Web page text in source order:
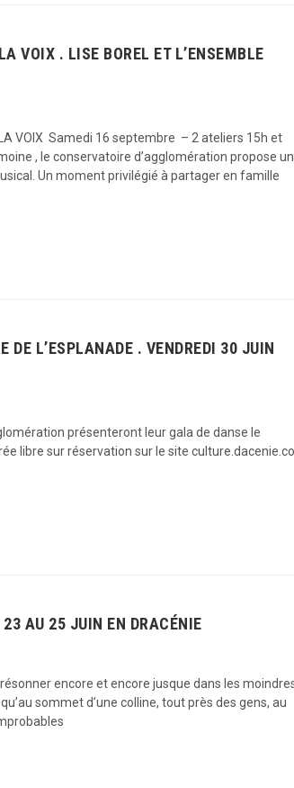
VOIX . LISE BOREL ET L’ENSEMBLE
LA VOIX Samedi 16 septembre – 2 ateliers 15h et
, le conservatoire d’agglomération propose
Un moment privilégié à partager en famille
DE L’ESPLANADE . VENDREDI 30 JUIN
présenteront leur gala de danse le
libre sur réservation sur le site
AU 25 JUIN EN DRACÉNIE
encore et encore jusque dans les
sommet d’une colline, tout près des gens, au